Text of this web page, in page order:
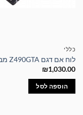
כללי
לוח אם דגם Z490GTA מבית BIOSTAR
₪1,030.00
הוספה לסל